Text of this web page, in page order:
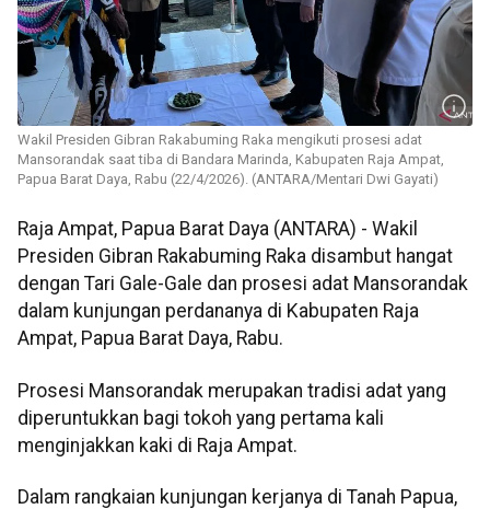
‎Wakil Presiden Gibran Rakabuming Raka mengikuti prosesi adat
Mansorandak saat tiba di ‎Bandara Marinda, Kabupaten Raja Ampat,
Papua Barat Daya, Rabu (22/4/2026). (ANTARA/Mentari Dwi Gayati)
Raja Ampat, Papua Barat Daya (ANTARA) - ‎Wakil
Presiden Gibran Rakabuming Raka disambut hangat
dengan Tari Gale-Gale dan prosesi adat Mansorandak
dalam kunjungan perdananya di Kabupaten Raja
Ampat, Papua Barat Daya, Rabu.
‎Prosesi Mansorandak merupakan tradisi adat yang
diperuntukkan bagi tokoh yang pertama kali
menginjakkan kaki di Raja Ampat.
‎Dalam rangkaian kunjungan kerjanya di Tanah Papua,